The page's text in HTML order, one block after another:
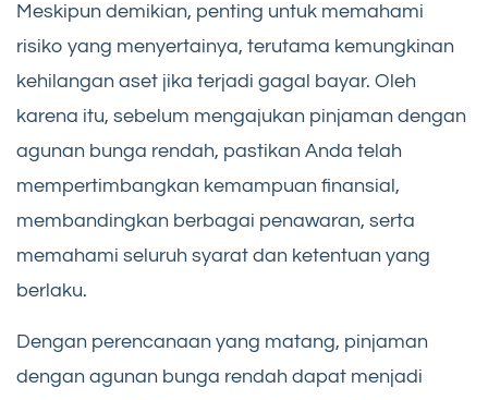
Meskipun demikian, penting untuk memahami
risiko yang menyertainya, terutama kemungkinan
kehilangan aset jika terjadi gagal bayar. Oleh
karena itu, sebelum mengajukan pinjaman dengan
agunan bunga rendah, pastikan Anda telah
mempertimbangkan kemampuan finansial,
membandingkan berbagai penawaran, serta
memahami seluruh syarat dan ketentuan yang
berlaku.
Dengan perencanaan yang matang, pinjaman
dengan agunan bunga rendah dapat menjadi